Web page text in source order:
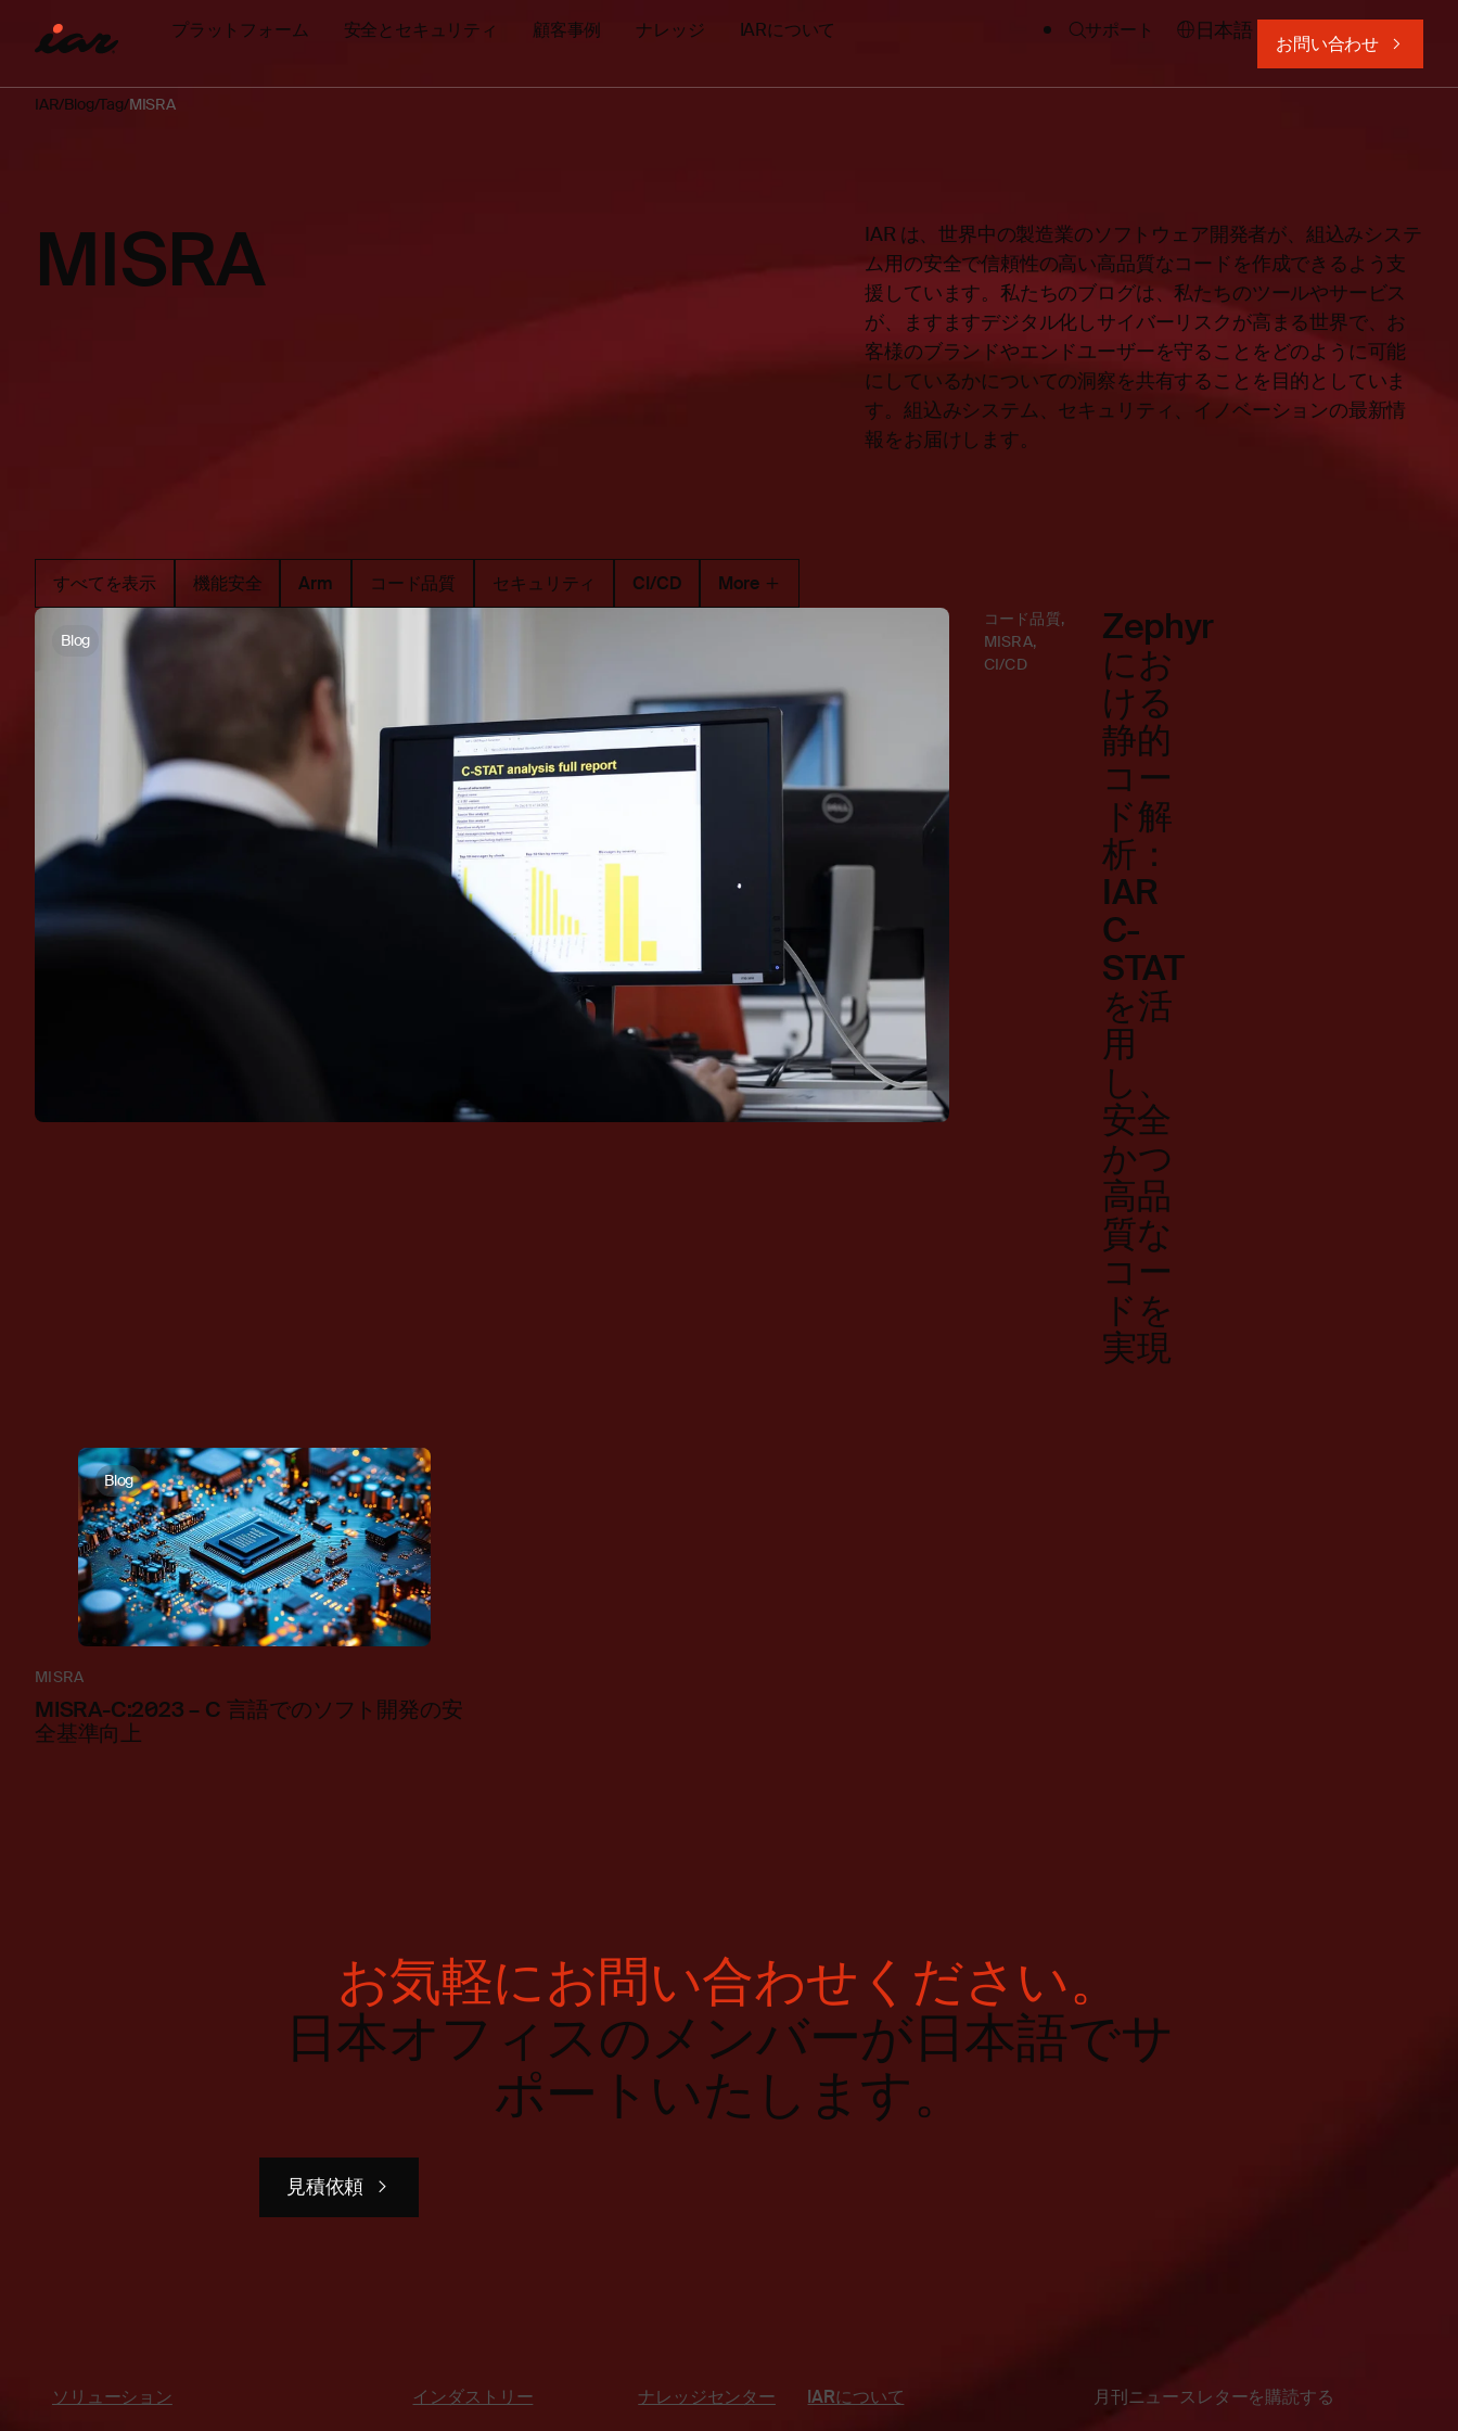
プラットフォーム 安全とセキュリティ 顧客事例 ナレッジ IARについて サポート 日本語
お問い合わせ
IAR Blog Tag MISRA
MISRA
IAR は、世界中の製造業のソフトウェア開発者が、組込みシステ
ム用の安全で信頼性の高い高品質なコードを作成できるよう支
援しています。私たちのブログは、私たちのツールやサービス
が、ますますデジタル化しサイバーリスクが高まる世界で、お
客様のブランドやエンドユーザーを守ることをどのように可能
にしているかについての洞察を共有することを目的としていま
す。組込みシステム、セキュリティ、イノベーションの最新情
報をお届けします。
すべてを表示 機能安全 Arm コード品質 セキュリティ CI/CD More
Blog
コード品質,
MISRA,
CI/CD
Zephyr
にお
ける
静的
コー
ド解
析：
IAR
C-
STAT
を活
用
し、
安全
かつ
高品
質な
コー
ドを
実現
Blog
MISRA
MISRA-C:2023 – C 言語でのソフト開発の安
全基準向上
お気軽にお問い合わせください。
日本オフィスのメンバーが日本語でサ
ポートいたします。
見積依頼
ソリューション インダストリー ナレッジセンター IARについて 月刊ニュースレターを購読する